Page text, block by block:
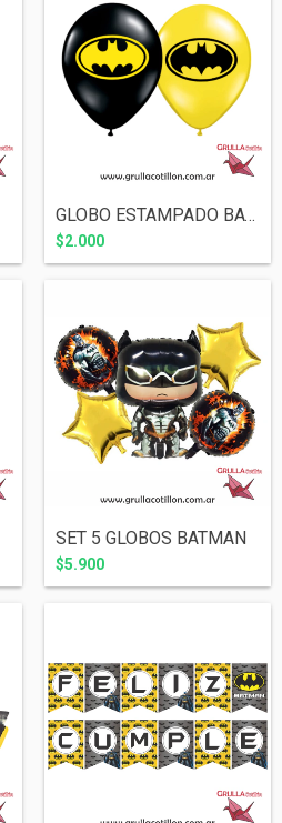
GLOBO ESTAMPADO BATMAN x5
$2.000
SET 5 GLOBOS BATMAN
$5.900